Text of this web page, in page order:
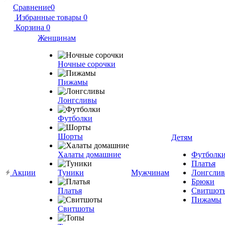
Сравнение0
Избранные товары 0
Корзина 0
Акции
Женщинам
Ночные сорочки
Пижамы
Лонгсливы
Футболки
Шорты
Халаты домашние
Туники
Платья
Свитшоты
Мужчинам
Детям
Футболки
Платья
Брюки
Пижамы